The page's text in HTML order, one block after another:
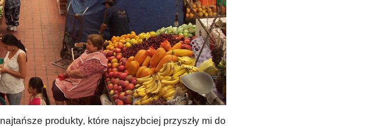
najtańsze produkty, które najszybciej przyszły mi do